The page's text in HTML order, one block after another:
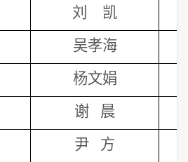
刘
凯
吴孝海
杨文娟
谢
晨
尹
方